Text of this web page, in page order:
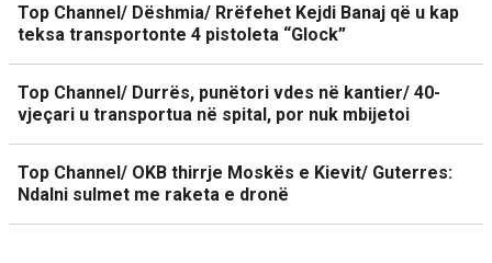
Top Channel/ Dëshmia/ Rrëfehet Kejdi Banaj që u kap
teksa transportonte 4 pistoleta “Glock”
Top Channel/ Durrës, punëtori vdes në kantier/ 40-
vjeçari u transportua në spital, por nuk mbijetoi
Top Channel/ OKB thirrje Moskës e Kievit/ Guterres:
Ndalni sulmet me raketa e dronë